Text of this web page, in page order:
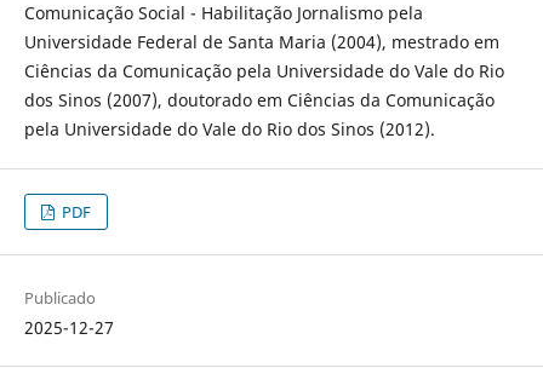
Comunicação Social - Habilitação Jornalismo pela
Universidade Federal de Santa Maria (2004), mestrado em
Ciências da Comunicação pela Universidade do Vale do Rio
dos Sinos (2007), doutorado em Ciências da Comunicação
pela Universidade do Vale do Rio dos Sinos (2012).
PDF
Publicado
2025-12-27